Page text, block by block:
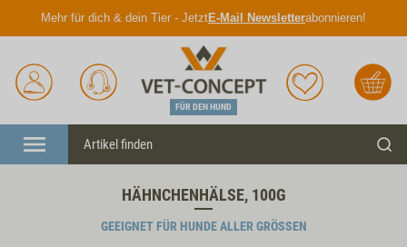
Mehr für dich & dein Tier - JetztE-Mail Newsletterabonnieren!
Anmelden
Unser
Service
FÜR DEN HUND
Merkliste Warenkorb
Menü
HÄHNCHENHÄLSE, 100G
GEEIGNET FÜR HUNDE ALLER GRÖSSEN